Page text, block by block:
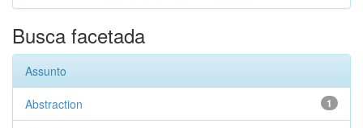
Busca facetada
Assunto
1
Abstraction